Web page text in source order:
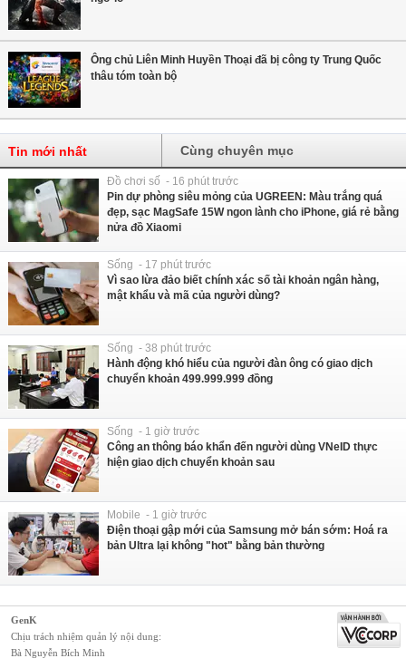
Ông chủ Liên Minh Huyền Thoại đã bị công ty Trung Quốc
thâu tóm toàn bộ
Tin mới nhất Cùng chuyên mục
Đồ chơi số - 16 phút trước
Pin dự phòng siêu mỏng của UGREEN: Màu trắng quá
đẹp, sạc MagSafe 15W ngon lành cho iPhone, giá rẻ bằng
nửa đồ Xiaomi
Sống - 17 phút trước
Vì sao lừa đảo biết chính xác số tài khoản ngân hàng,
mật khẩu và mã của người dùng?
Sống - 38 phút trước
Hành động khó hiểu của người đàn ông có giao dịch
chuyển khoản 499.999.999 đồng
Sống - 1 giờ trước
Công an thông báo khẩn đến người dùng VNeID thực
hiện giao dịch chuyển khoản sau
Mobile - 1 giờ trước
Điện thoại gập mới của Samsung mở bán sớm: Hoá ra
bản Ultra lại không "hot" bằng bản thường
GenK
Chịu trách nhiệm quản lý nội dung:
Bà Nguyễn Bích Minh